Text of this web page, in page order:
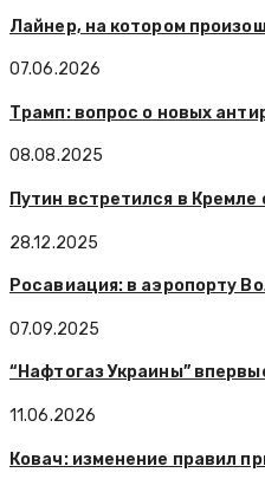
Лайнер, на котором
07.06.2026
Трамп: вопрос о новых
08.08.2025
Путин встретился в
28.12.2025
Росавиация: в аэропорту
07.09.2025
“Нафтогаз Украины”
11.06.2026
Ковач: изменение правил